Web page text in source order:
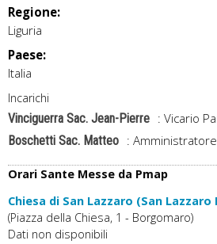
Regione:
Liguria
Paese:
Italia
Incarichi
Vinciguerra Sac. Jean-Pierre : Vicario
Boschetti Sac. Matteo :
Orari Sante Messe da Pmap
Chiesa di San Lazzaro (San
(Piazza della Chiesa, 1 - Borgomaro)
Dati non disponibili